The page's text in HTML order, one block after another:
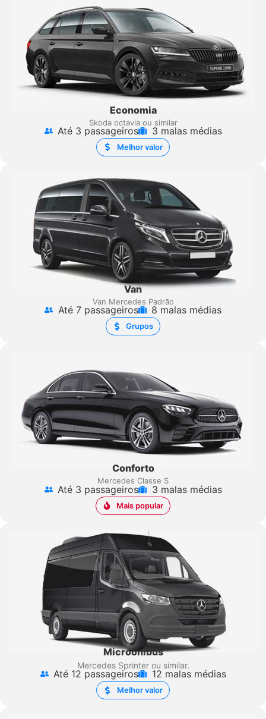
Economia
Skoda octavia ou similar
Até 3 passageiros 3 malas médias
Melhor valor
Van
Van Mercedes Padrão
Até 7 passageiros 8 malas médias
Grupos
Conforto
Mercedes Classe S
Até 3 passageiros 3 malas médias
Mais popular
Microônibus
Mercedes Sprinterou similar.
Até 12 passageiros 12 malas médias
Melhor valor